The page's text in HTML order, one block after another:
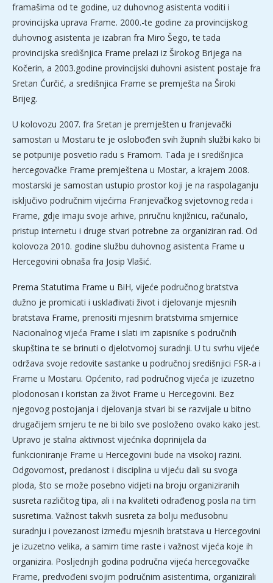
framašima od te godine, uz duhovnog asistenta voditi i
provincijska uprava Frame. 2000.-te godine za provincijskog
duhovnog asistenta je izabran fra Miro Šego, te tada
provincijska središnjica Frame prelazi iz Širokog Brijega na
Kočerin, a 2003.godine provincijski duhovni asistent postaje fra
Sretan Ćurčić, a središnjica Frame se premješta na Široki
Brijeg.
U kolovozu 2007. fra Sretan je premješten u franjevački
samostan u Mostaru te je oslobođen svih župnih službi kako bi
se potpunije posvetio radu s Framom. Tada je i središnjica
hercegovačke Frame premještena u Mostar, a krajem 2008.
mostarski je samostan ustupio prostor koji je na raspolaganju
isključivo područnim vijećima Franjevačkog svjetovnog reda i
Frame, gdje imaju svoje arhive, priručnu knjižnicu, računalo,
pristup internetu i druge stvari potrebne za organiziran rad. Od
kolovoza 2010. godine službu duhovnog asistenta Frame u
Hercegovini obnaša fra Josip Vlašić.
Prema Statutima Frame u BiH, vijeće područnog bratstva
dužno je promicati i usklađivati život i djelovanje mjesnih
bratstava Frame, prenositi mjesnim bratstvima smjernice
Nacionalnog vijeća Frame i slati im zapisnike s područnih
skupština te se brinuti o djelotvornoj suradnji. U tu svrhu vijeće
održava svoje redovite sastanke u područnoj središnjici FSR-a i
Frame u Mostaru. Općenito, rad područnog vijeća je izuzetno
plodonosan i koristan za život Frame u Hercegovini. Bez
njegovog postojanja i djelovanja stvari bi se razvijale u bitno
drugačijem smjeru te ne bi bilo sve posloženo ovako kako jest.
Upravo je stalna aktivnost vijećnika doprinijela da
funkcioniranje Frame u Hercegovini bude na visokoj razini.
Odgovornost, predanost i disciplina u vijeću dali su svoga
ploda, što se može posebno vidjeti na broju organiziranih
susreta različitog tipa, ali i na kvaliteti odrađenog posla na tim
susretima. Važnost takvih susreta za bolju međusobnu
suradnju i povezanost između mjesnih bratstava u Hercegovini
je izuzetno velika, a samim time raste i važnost vijeća koje ih
organizira. Posljednjih godina područna vijeća hercegovačke
Frame, predvođeni svojim područnim asistentima, organizirali